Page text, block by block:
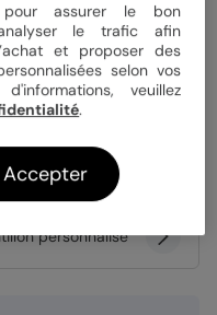
14x14 cm plié
Papier Satiné
personnalisé
assurer le bon
le trafic afin
et proposer des
selon vos
veuillez
.
Accepter